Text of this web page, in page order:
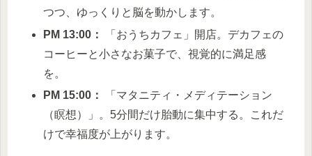
つつ、ゆっくりと脳を動かします。
PM 13:00：
「おうちカフェ」開店。デカフェの
コーヒーと小さなお菓子で、視覚的に満足感
を。
PM 15:00：
「マタニティ・メディテーション
（瞑想）」。5分間だけ胎動に集中する。これだ
けで幸福度が上がります。